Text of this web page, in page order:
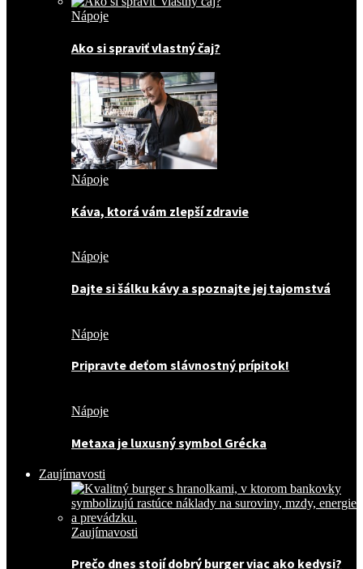
Nápoje
Ako si spraviť vlastný čaj?
Nápoje
Káva, ktorá vám zlepší zdravie
Nápoje
Dajte si šálku kávy a spoznajte jej tajomstvá
Nápoje
Pripravte deťom slávnostný prípitok!
Nápoje
Metaxa je luxusný symbol Grécka
Zaujímavosti
Zaujímavosti
Prečo dnes stojí dobrý burger viac ako kedysi?